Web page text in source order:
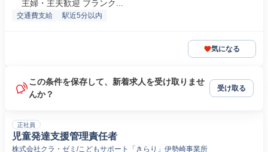
主婦・主夫歓迎 ブランク...
交通費支給 駅近5分以内
気になる
この条件を保存して、新着求人を受け取りませ
んか？
受け取る
正社員
児童発達支援管理責任者
株式会社クラ・ゼミ/こどもサポート「きらり」伊勢崎事業所